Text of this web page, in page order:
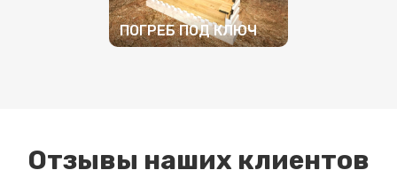
ПОГРЕБ ПОД КЛЮЧ
Отзывы наших клиентов